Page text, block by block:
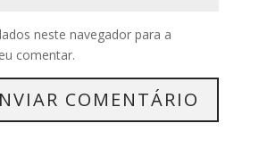
neste navegador para a
comentar.